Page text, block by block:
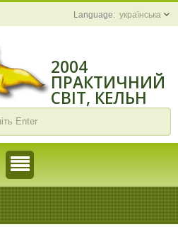
українська
2004
ПРАКТИЧНИЙ
СВІТ, КЕЛЬН